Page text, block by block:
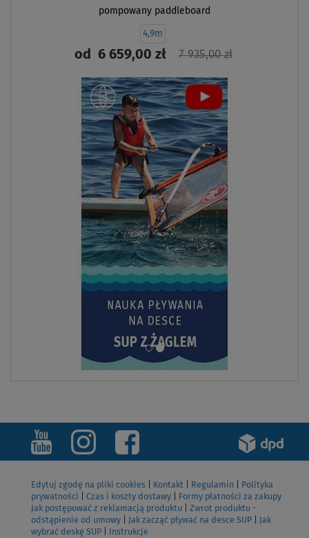
pompowany paddleboard
4,9m
od 6 659,00 zł 7 935,00 zł
ZOBACZ
Edytuj zgodę na pliki cookies Kontakt Regulamin
Polityka
prywatności
Czas i koszty dostawy
Formy płatności za zakupy
Jak postępować z reklamacją produktu
Zwrot produktu -
odstąpienie od umowy
Jak zacząć pływać na desce SUP
Jak
wybrać deskę SUP
Instrukcje